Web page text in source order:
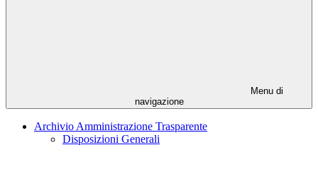
Menu di
navigazione
Archivio Amministrazione Trasparente
Disposizioni Generali